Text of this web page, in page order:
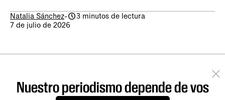
Natalia Sánchez-
3 minutos de lectura
7 de julio de 2026
Nuestro periodismo depende de vos